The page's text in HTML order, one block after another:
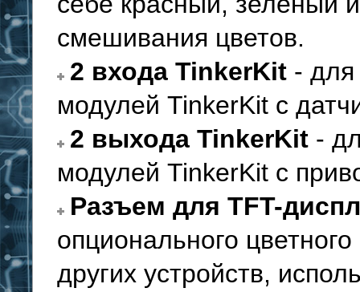
смешивания цветов.
2 входа TinkerKit -
модулей TinkerKit с
2 выхода TinkerKit -
модулей TinkerKit с
Разъем для TFT-
опционального
других устройств,